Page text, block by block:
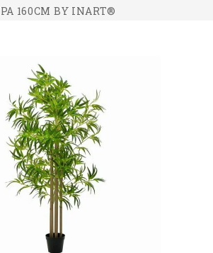
160CM BY INART®